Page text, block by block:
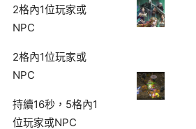
2格內1位玩家或
NPC
2格內1位玩家或
NPC
持續16秒，5格內1
位玩家或NPC